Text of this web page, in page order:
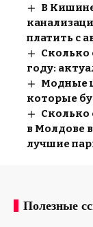
В
платить с
Сколько
году:
Модные
которые
Сколько
в Молдове
лучшие
Полезные